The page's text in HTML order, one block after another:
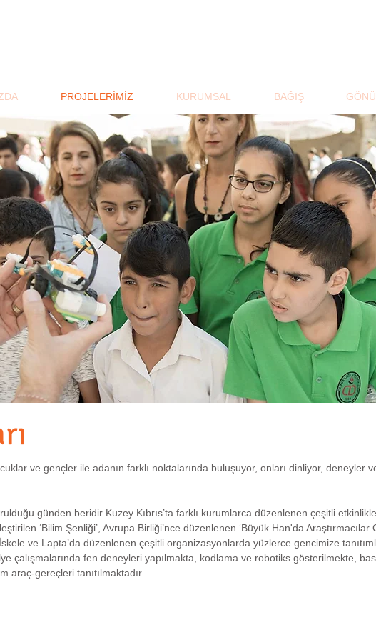
PROJELERİMİZ KURUMSAL BAĞIŞ
ve gençler ile adanın farklı noktalarında buluşuyor, onları dinliyor, deneyler
günden beridir Kuzey Kıbrıs’ta farklı kurumlarca düzenlenen çeşitli
‘Bilim Şenliği’, Avrupa Birliği’nce düzenlenen ‘Büyük Han'da
ve Lapta’da düzenlenen çeşitli organizasyonlarda yüzlerce gencimize
çalışmalarında fen deneyleri yapılmakta, kodlama ve robotiks gösterilmekte,
araç-gereçleri tanıtılmaktadır.